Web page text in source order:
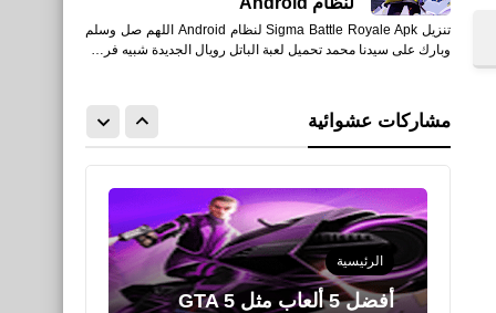
تنزيل Sigma Battle Royale Apk لنظام Android اللهم صل وسلم
وبارك على سيدنا محمد تحميل لعبة الباتل رويال الجديدة شبيه فر…
مشاركات عشوائية
Windows
الرئيسية
أفضل 5 ألعاب مثل GTA 5